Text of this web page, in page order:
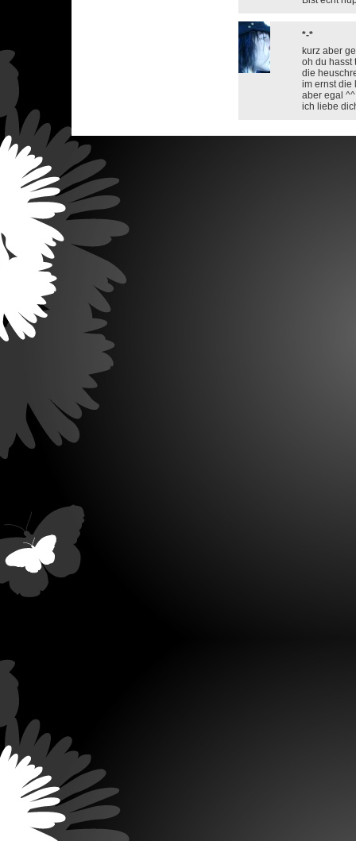
*-*
kurz aber
oh du hasst
die
im ernst die
aber egal ^^
ich liebe